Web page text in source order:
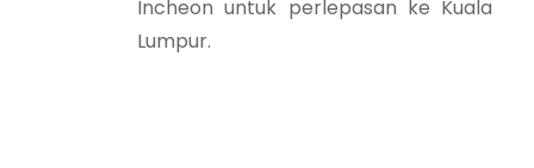
Incheon untuk perlepasan ke Kuala
Lumpur.